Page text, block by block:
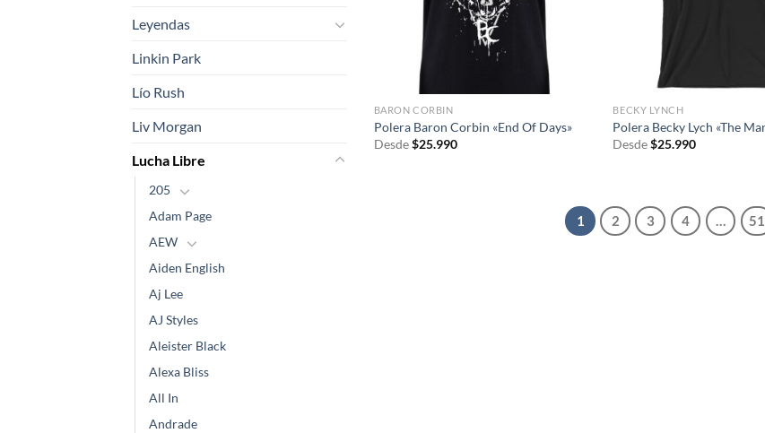
Leyendas
Linkin Park
Lío Rush
Liv Morgan
Lucha Libre
205
Adam Page
AEW
Aiden English
Aj Lee
AJ Styles
Aleister Black
Alexa Bliss
All In
Andrade
BARON CORBIN
Polera Baron Corbin «End Of Days»
Desde$25.990
BECKY LYNCH
Polera Becky Lych «The
Desde $25.990
1 2 3 4 51